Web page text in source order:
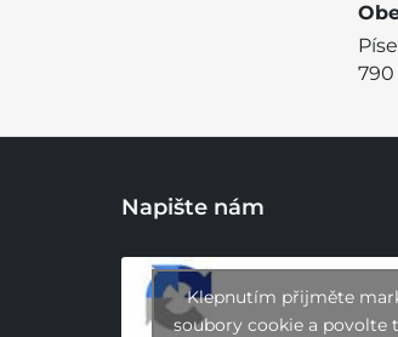
790
Napište nám
Klepnutím přijměte
soubory cookie a povolte